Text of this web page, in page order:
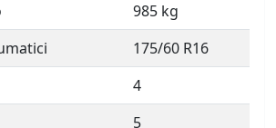
985 kg
175/60 R16
4
5